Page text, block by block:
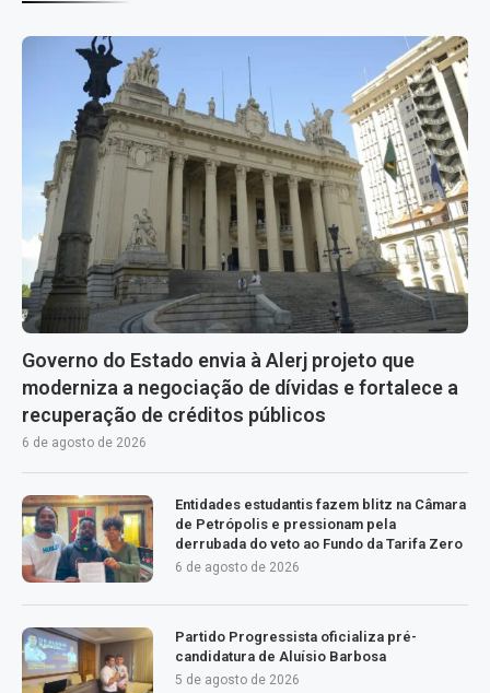
Governo do Estado envia à Alerj projeto que
moderniza a negociação de dívidas e fortalece a
recuperação de créditos públicos
6 de agosto de 2026
Entidades estudantis fazem blitz na Câmara
de Petrópolis e pressionam pela
derrubada do veto ao Fundo da Tarifa Zero
6 de agosto de 2026
Partido Progressista oficializa pré-
candidatura de Aluísio Barbosa
5 de agosto de 2026